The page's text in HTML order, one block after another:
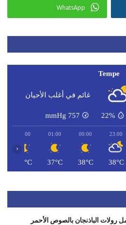
WhatsApp
Tempe
غائم في أغلب الأحيان
22%
757
mmHg
23:00
38°C
00:00
38°C
01:00
37°C
02:00
36°C
‹
رولات الباذنجان بالصوص الأحمر